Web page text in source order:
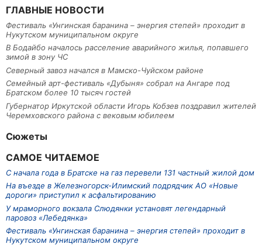
ГЛАВНЫЕ НОВОСТИ
Фестиваль «Унгинская баранина – энергия степей» проходит в
Нукутском муниципальном округе
В Бодайбо началось расселение аварийного жилья, попавшего
зимой в зону ЧС
Северный завоз начался в Мамско-Чуйском районе
Семейный арт-фестиваль «Дубыня» собрал на Ангаре под
Братском более 10 тысяч гостей
Губернатор Иркутской области Игорь Кобзев поздравил жителей
Черемховского района с вековым юбилеем
Сюжеты
САМОЕ ЧИТАЕМОЕ
С начала года в Братске на газ перевели 131 частный жилой дом
На въезде в Железногорск-Илимский подрядчик АО «Новые
дороги» приступил к асфальтированию
У мраморного вокзала Слюдянки установят легендарный
паровоз «Лебедянка»
Фестиваль «Унгинская баранина – энергия степей» проходит в
Нукутском муниципальном округе